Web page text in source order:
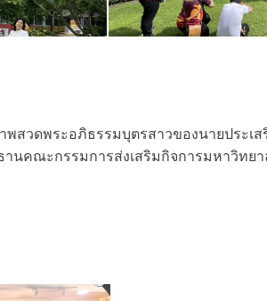
พสวดพระอภิธรรมบุตรสาวของนายประเ
านคณะกรรมการส่งเสริมกิจการมหาวิทย